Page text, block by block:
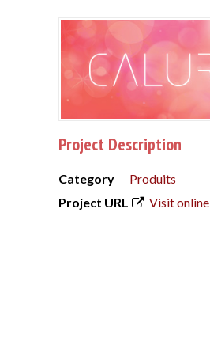
Project Description
Category
Produits
Project URL
Visit online